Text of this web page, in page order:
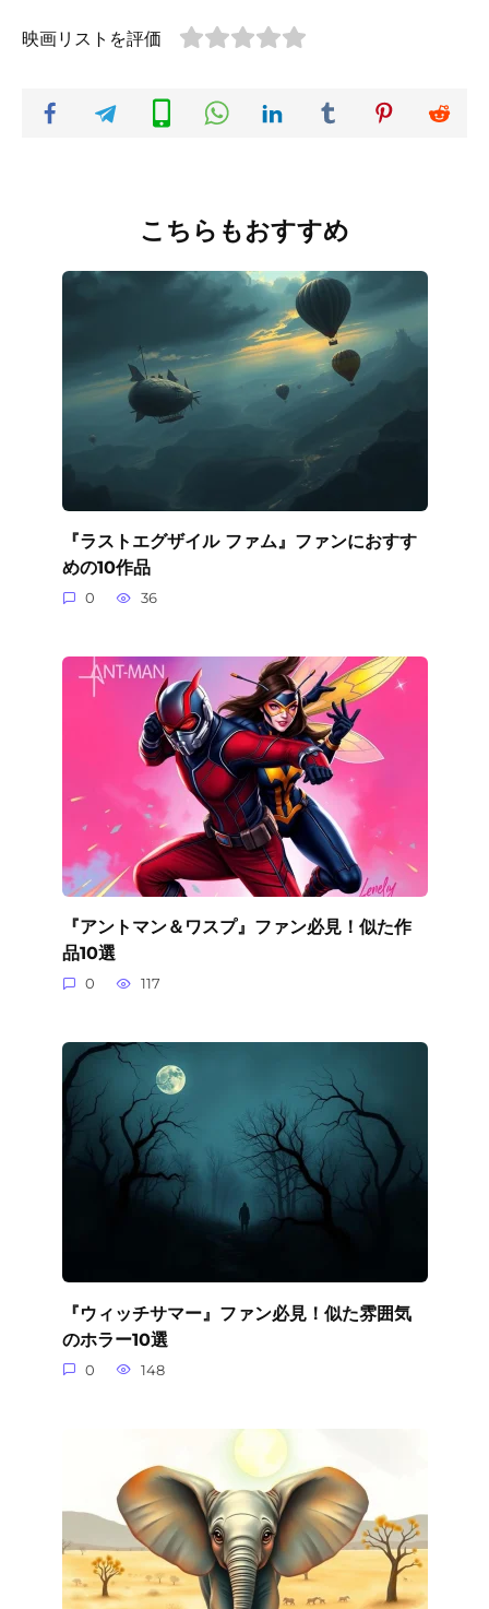
映画リストを評価
こちらもおすすめ
『ラストエグザイル ファム』ファンにおすす
めの10作品
0 36
『アントマン＆ワスプ』ファン必見！似た作
品10選
0 117
『ウィッチサマー』ファン必見！似た雰囲気
のホラー10選
0 148